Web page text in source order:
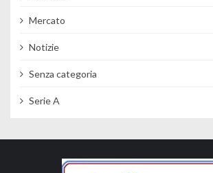
Mercato
Notizie
Senza categoria
Serie A